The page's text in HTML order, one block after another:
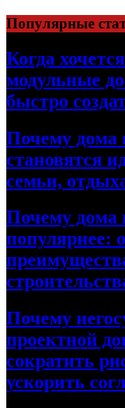
Перейти
к
содержимому
Популярные
Когда
модульные
быстро
Почему дома
становятся
семьи,
Почему дома
популярнее:
Почему
проектной
сократить
ускорить